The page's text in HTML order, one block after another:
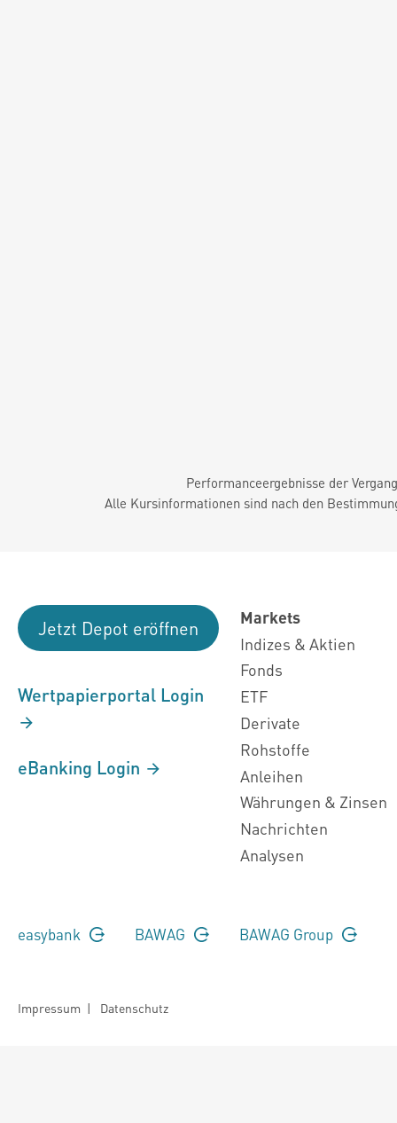
Performanceergebnisse der
Alle Kursinformationen sind nach den
Jetzt Depot eröffnen
Wertpapierportal Login
eBanking Login
Markets
Indizes & Aktien
Fonds
ETF
Derivate
Rohstoffe
Anleihen
Währungen & Zinsen
Nachrichten
Analysen
easybank BAWAG BAWAG Group
Impressum | Datenschutz